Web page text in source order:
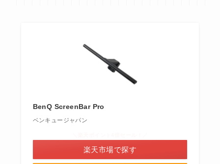
BenQ ScreenBar Pro
ベンキュージャパン
楽天市場で探す